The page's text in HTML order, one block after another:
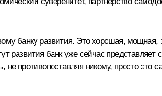
банку развития. Это хорошая, мощная,
развития банк уже сейчас представляет
противопоставляя никому, просто это